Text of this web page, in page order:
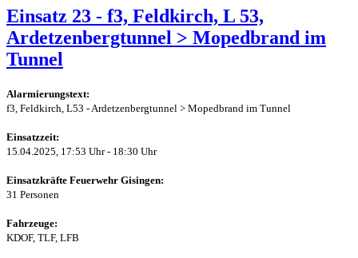
Einsatz 23 - f3, Feldkirch, L 53,
Ardetzenbergtunnel > Mopedbrand im
Tunnel
Alarmierungstext:
f3, Feldkirch, L53 - Ardetzenbergtunnel > Mopedbrand im Tunnel
Einsatzzeit:
15.04.2025, 17:53 Uhr - 18:30 Uhr
Einsatzkräfte Feuerwehr Gisingen:
31 Personen
Fahrzeuge:
KDOF, TLF, LFB